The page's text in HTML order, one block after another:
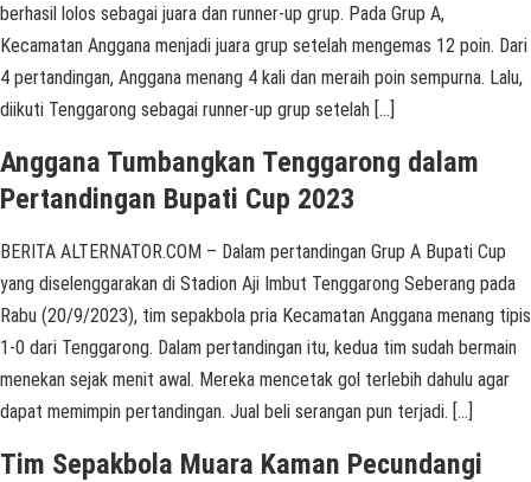
berhasil lolos sebagai juara dan runner-up grup. Pada Grup A,
Kecamatan Anggana menjadi juara grup setelah mengemas 12 poin. Dari
4 pertandingan, Anggana menang 4 kali dan meraih poin sempurna. Lalu,
diikuti Tenggarong sebagai runner-up grup setelah […]
Anggana Tumbangkan Tenggarong dalam
Pertandingan Bupati Cup 2023
BERITA ALTERNATOR.COM – Dalam pertandingan Grup A Bupati Cup
yang diselenggarakan di Stadion Aji Imbut Tenggarong Seberang pada
Rabu (20/9/2023), tim sepakbola pria Kecamatan Anggana menang tipis
1-0 dari Tenggarong. Dalam pertandingan itu, kedua tim sudah bermain
menekan sejak menit awal. Mereka mencetak gol terlebih dahulu agar
dapat memimpin pertandingan. Jual beli serangan pun terjadi. […]
Tim Sepakbola Muara Kaman Pecundangi